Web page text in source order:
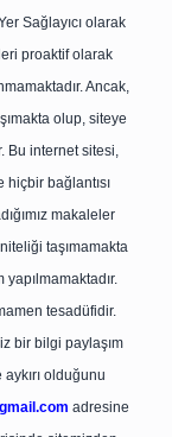
Sağlayıcı olarak
proaktif olarak
Ancak,
olup, siteye
Bu internet sitesi,
bağlantısı
makaleler
taşımamakta
tesadüfidir.
bir bilgi paylaşım
olduğunu
adresine